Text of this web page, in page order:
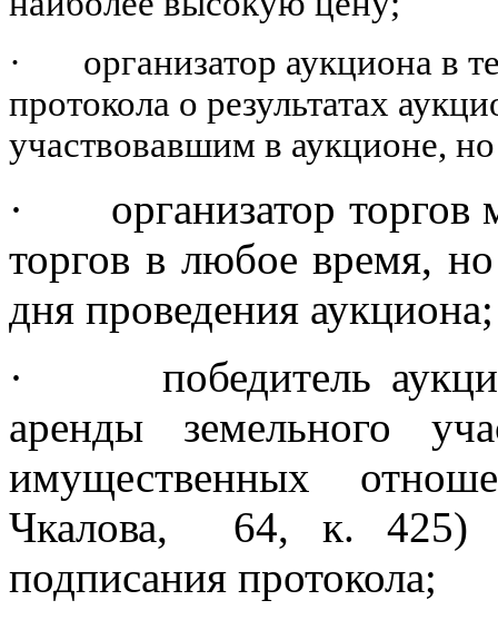
·
организатор аукциона в
протокола о результатах
участвовавшим в аукционе,
·
организатор торгов
торгов в любое время,
дня проведения аукциона;
·
победитель
аренды земельного
имущественных
Чкалова,
64, к. 425)
подписания протокола;